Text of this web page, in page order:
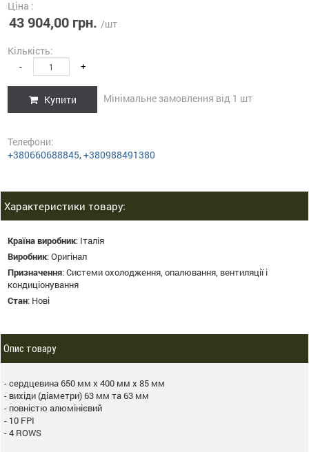
Ціна :
43 904,00 грн. /шт
Кількість:
- +
Купити Мінімальне замовлення від 1 шт
Телефони:
+380660688845,+380988491380
Характеристики товару:
Країна виробник: Італія
Виробник:Оригінал
Призначення:Системи охолодження, опалювання, вентиляції і
кондиціонування
Стан: Нові
Опис товару
- сердцевина 650 мм х 400 мм x 85 мм
- вихіди (діаметри) 63 мм та 63 мм
- повністю алюмінієвий
- 10 FPI
- 4 ROWS